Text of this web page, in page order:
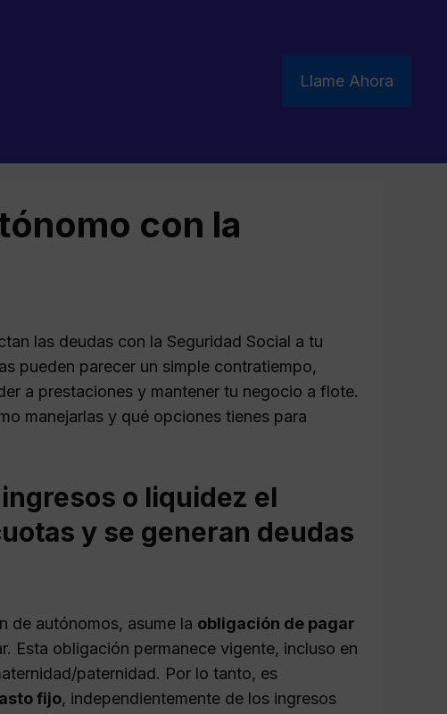
Llame Ahora
con la
las deudas con la Seguridad Social a tu
pueden parecer un simple contratiempo,
a prestaciones y mantener tu negocio a flote.
manejarlas y qué opciones tienes para
o liquidez el
y se generan deudas
de autónomos, asume la obligación de pagar
Esta obligación permanece vigente, incluso en
paternidad. Por lo tanto, es
fijo, independientemente de los ingresos